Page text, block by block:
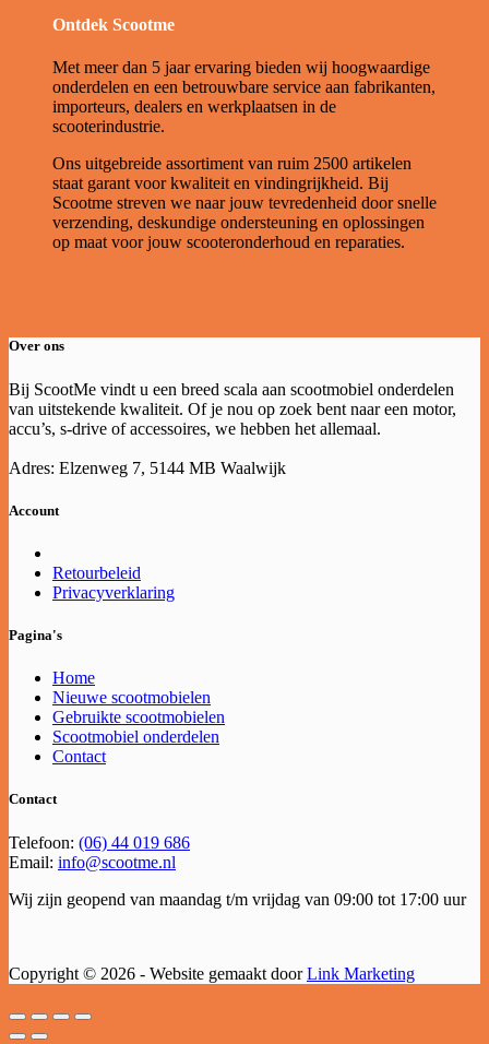
Ontdek Scootme
Met meer dan 5 jaar ervaring bieden wij hoogwaardige
onderdelen en een betrouwbare service aan fabrikanten,
importeurs, dealers en werkplaatsen in de
scooterindustrie.
Ons uitgebreide assortiment van ruim 2500 artikelen
staat garant voor kwaliteit en vindingrijkheid. Bij
Scootme streven we naar jouw tevredenheid door snelle
verzending, deskundige ondersteuning en oplossingen
op maat voor jouw scooteronderhoud en reparaties.
Over ons
Bij ScootMe vindt u een breed scala aan scootmobiel onderdelen
van uitstekende kwaliteit. Of je nou op zoek bent naar een motor,
accu’s, s-drive of accessoires, we hebben het allemaal.
Adres: Elzenweg 7, 5144 MB Waalwijk
Account
Retourbeleid
Privacyverklaring
Pagina's
Home
Nieuwe scootmobielen
Gebruikte scootmobielen
Scootmobiel onderdelen
Contact
Contact
Telefoon: (06) 44 019 686
Email: info@scootme.nl
Wij zijn geopend van maandag t/m vrijdag van 09:00 tot 17:00 uur
Copyright © 2026 - Website gemaakt doorLink Marketing